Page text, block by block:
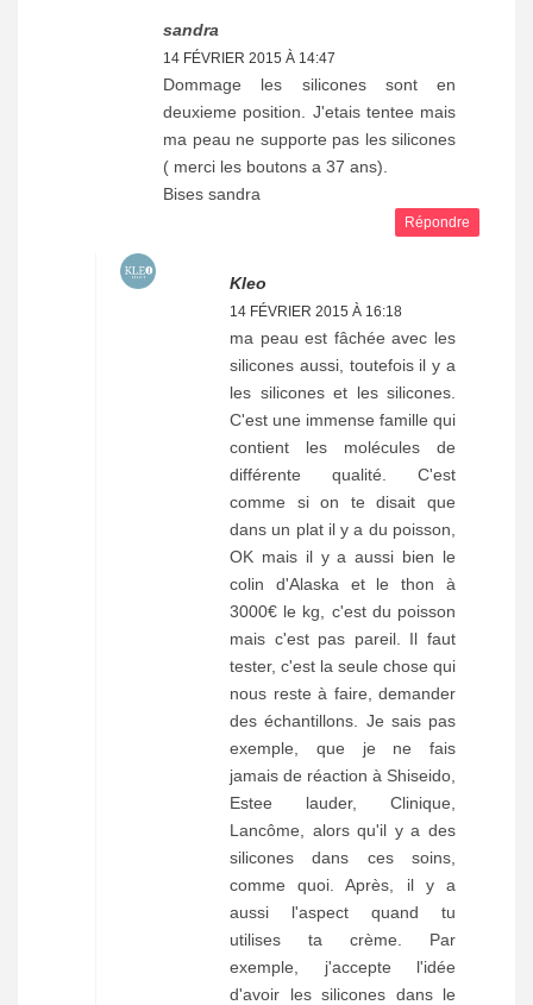
sandra
14 FÉVRIER 2015 À 14:47
Dommage les silicones sont en
deuxieme position. J'etais tentee mais
ma peau ne supporte pas les silicones
( merci les boutons a 37 ans).
Bises sandra
Répondre
Kleo
14 FÉVRIER 2015 À 16:18
ma peau est fâchée avec les
silicones aussi, toutefois il y a
les silicones et les silicones.
C'est une immense famille qui
contient les molécules de
différente qualité. C'est
comme si on te disait que
dans un plat il y a du poisson,
OK mais il y a aussi bien le
colin d'Alaska et le thon à
3000€ le kg, c'est du poisson
mais c'est pas pareil. Il faut
tester, c'est la seule chose qui
nous reste à faire, demander
des échantillons. Je sais pas
exemple, que je ne fais
jamais de réaction à Shiseido,
Estee lauder, Clinique,
Lancôme, alors qu'il y a des
silicones dans ces soins,
comme quoi. Après, il y a
aussi l'aspect quand tu
utilises ta crème. Par
exemple, j'accepte l'idée
d'avoir les silicones dans le